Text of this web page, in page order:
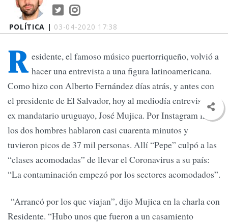
POLÍTICA | 03-04-2020 17:38
R esidente, el famoso músico puertorriqueño, volvió a
hacer una entrevista a una figura latinoamericana.
Como hizo con Alberto Fernández días atrás, y antes con
el presidente de El Salvador, hoy al mediodía entrevistó al
ex mandatario uruguayo, José Mujica. Por Instagram live,
los dos hombres hablaron casi cuarenta minutos y
tuvieron picos de 37 mil personas. Allí “Pepe” culpó a las
“clases acomodadas” de llevar el Coronavirus a su país:
“La contaminación empezó por los sectores acomodados”.
“Arrancó por los que viajan”, dijo Mujica en la charla con
Residente. “Hubo unos que fueron a un casamiento